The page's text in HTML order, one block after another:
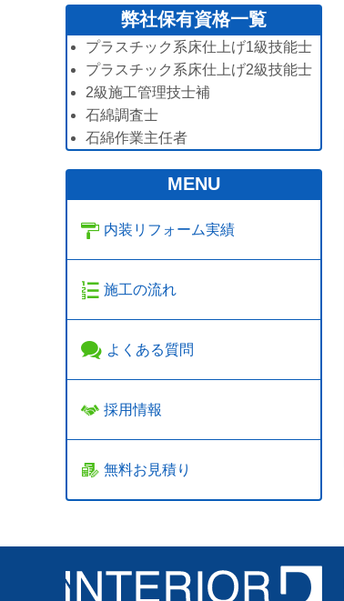
弊社保有資格一覧
プラスチック系床仕上げ1級技能士
プラスチック系床仕上げ2級技能士
2級施工管理技士補
石綿調査士
石綿作業主任者
MENU
内装リフォーム実績
施工の流れ
よくある質問
採用情報
無料お見積り